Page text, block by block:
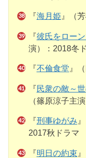
『海月姫 』（
『彼氏をロー
演）：2018冬
『不倫食堂 』
『民衆の敵～
（篠原涼子主
『刑事ゆがみ
2017秋ドラマ
『明日の約束